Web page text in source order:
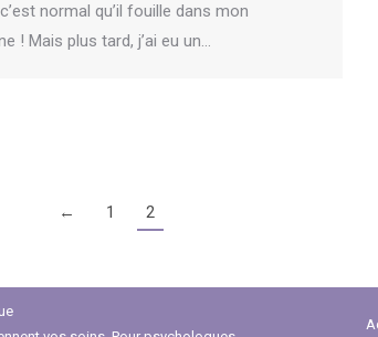
normal qu’il fouille dans mon
! Mais plus tard, j’ai eu un…
← 1 2